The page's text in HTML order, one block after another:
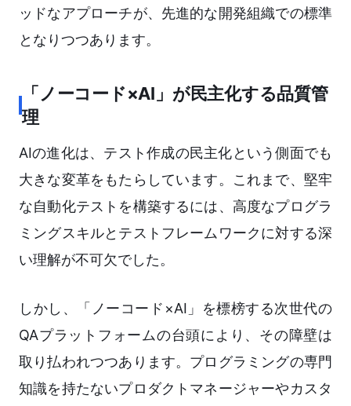
ッドなアプローチが、先進的な開発組織での標準
となりつつあります。
「ノーコード×AI」が民主化する品質管
理
AIの進化は、テスト作成の民主化という側面でも
大きな変革をもたらしています。これまで、堅牢
な自動化テストを構築するには、高度なプログラ
ミングスキルとテストフレームワークに対する深
い理解が不可欠でした。
しかし、「ノーコード×AI」を標榜する次世代の
QAプラットフォームの台頭により、その障壁は
取り払われつつあります。プログラミングの専門
知識を持たないプロダクトマネージャーやカスタ